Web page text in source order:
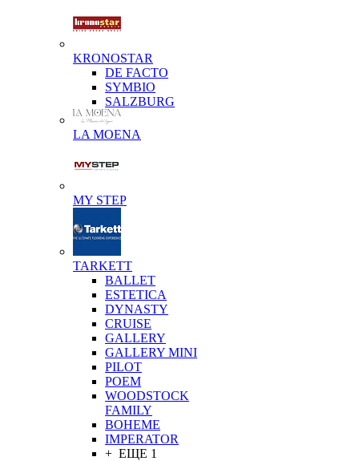
KRONOSTAR
DE FACTO
SYMBIO
SALZBURG
LA MOENA
MY STEP
TARKETT
BALLET
ESTETICA
DYNASTY
CRUISE
GALLERY
GALLERY MINI
PILOT
POEM
WOODSTOCK
FAMILY
BOHEME
IMPERATOR
+ ЕЩЕ 1